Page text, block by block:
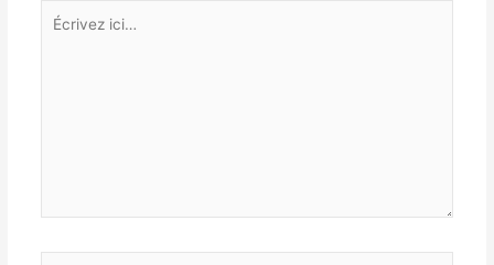
Écrivez
ici…